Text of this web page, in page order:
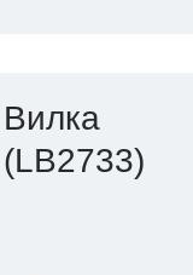
Вилка
(LB2733)